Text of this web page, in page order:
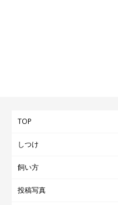
TOP
しつけ
飼い方
投稿写真